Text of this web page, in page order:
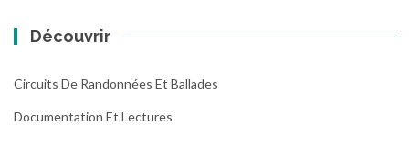
Découvrir
Circuits De Randonnées Et Ballades
Documentation Et Lectures